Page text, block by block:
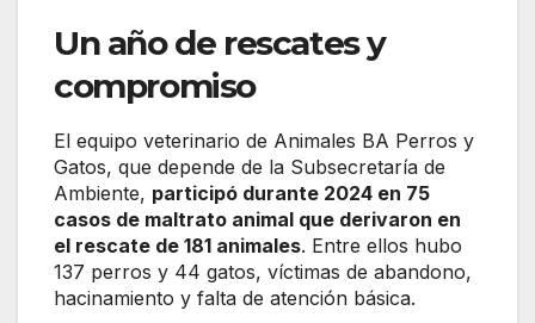
Un año de rescates y
compromiso
El equipo veterinario de Animales BA Perros y
Gatos, que depende de la Subsecretaría de
Ambiente, participó durante 2024 en 75
casos de maltrato animal que derivaron en
el rescate de 181 animales. Entre ellos hubo
137 perros y 44 gatos, víctimas de abandono,
hacinamiento y falta de atención básica.